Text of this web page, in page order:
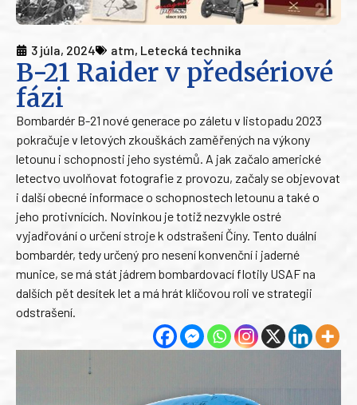
3 júla, 2024 atm, Letecká technika
B-21 Raider v předsériové
fázi
Bombardér B-21 nové generace po záletu v listopadu 2023
pokračuje v letových zkouškách zaměřených na výkony
letounu i schopnosti jeho systémů. A jak začalo americké
letectvo uvolňovat fotografie z provozu, začaly se objevovat
i další obecné informace o schopnostech letounu a také o
jeho protivnících. Novinkou je totiž nezvykle ostré
vyjadřování o určení stroje k odstrašení Číny. Tento duální
bombardér, tedy určený pro nesení konvenční i jaderné
munice, se má stát jádrem bombardovací flotily USAF na
dalších pět desítek let a má hrát klíčovou roli ve strategii
odstrašení.